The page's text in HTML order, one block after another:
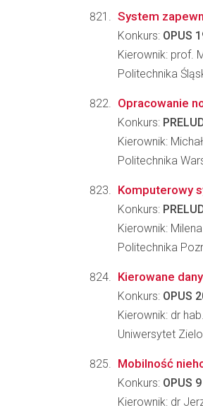
System
Konkurs: OPUS
Kierownik: prof.
Politechnika
Opracowanie
Konkurs:
Kierownik:
Politechnika
Komputerowy
Konkurs:
Kierownik:
Politechnika
Kierowane
Konkurs: OPUS
Kierownik: dr
Uniwersytet
Mobilność
Konkurs: OPUS 9
Kierownik: dr